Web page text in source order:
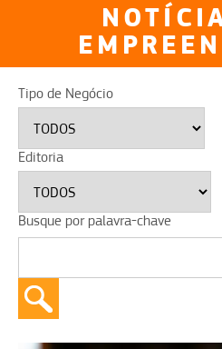
Tipo de Negócio
Editoria
Busque por palavra-chave